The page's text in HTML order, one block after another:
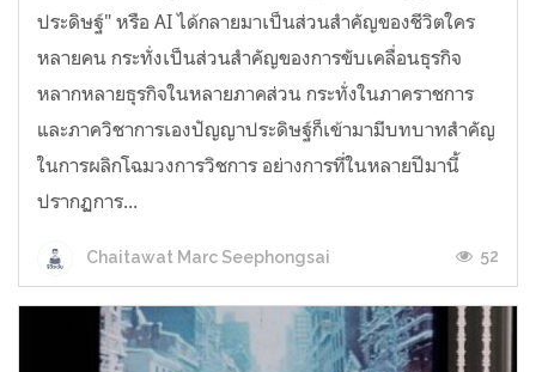
ประดิษฐ์" หรือ AI ได้กลายมาเป็นส่วนสำคัญของชีวิตใคร
หลายคน กระทั่งเป็นส่วนสำคัญของการขับเคลื่อนธุรกิจ
หลากหลายธุรกิจในหลายภาคส่วน กระทั่งในภาคราชการ
และภาควิชาการเองปัญญาประดิษฐ์ก็เข้ามามีบทบาทสำคัญ
ในการผลิกโฉมวงการวิชการ อย่างการที่ในหลายปีมานี้
ปรากฏการ...
Chaitawat Marc Seephongsai 52